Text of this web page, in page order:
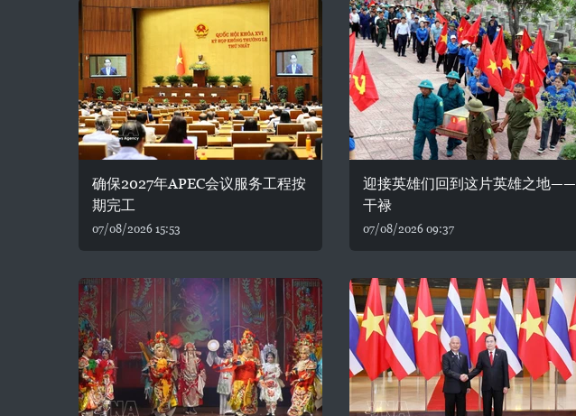
确保2027年APEC会议服务工程按
期完工
07/08/2026 15:53
迎接英雄们回到这片英雄之地——
干禄
07/08/2026 09:37